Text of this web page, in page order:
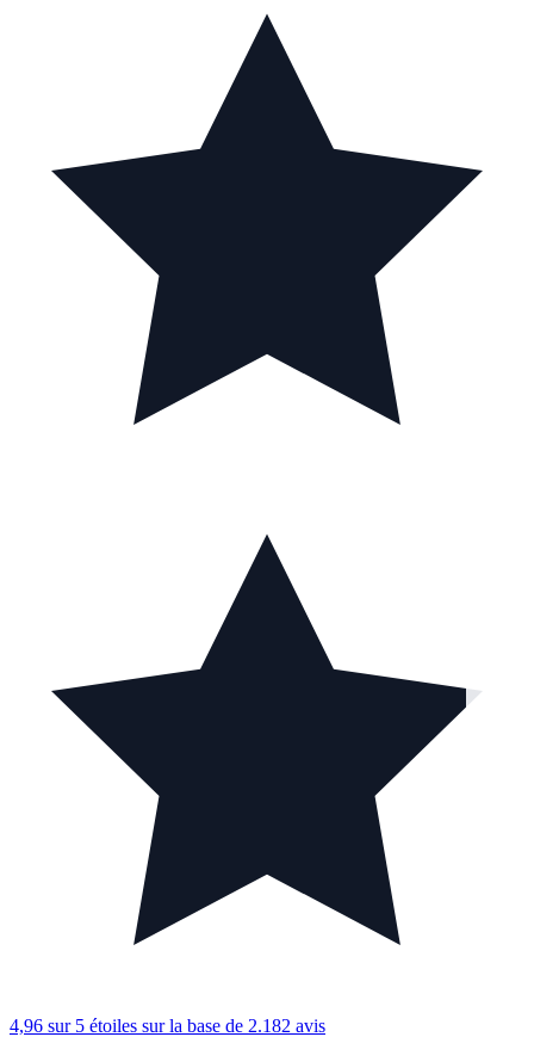
4,96 sur 5 étoiles sur la base de 2.182 avis